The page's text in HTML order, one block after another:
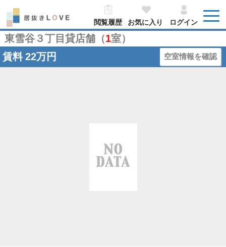
閲覧履歴 お気に入り ログイン
東雪谷３丁目貸店舗（1室）
賃料 22万円 空室情報を確認